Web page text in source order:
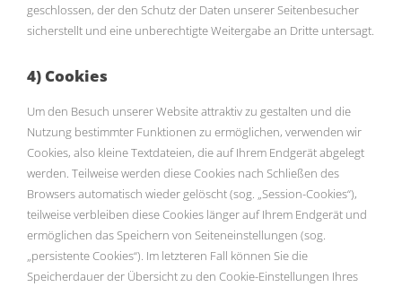
geschlossen, der den Schutz der Daten unserer Seitenbesucher
sicherstellt und eine unberechtigte Weitergabe an Dritte untersagt.
4) Cookies
Um den Besuch unserer Website attraktiv zu gestalten und die
Nutzung bestimmter Funktionen zu ermöglichen, verwenden wir
Cookies, also kleine Textdateien, die auf Ihrem Endgerät abgelegt
werden. Teilweise werden diese Cookies nach Schließen des
Browsers automatisch wieder gelöscht (sog. „Session-Cookies“),
teilweise verbleiben diese Cookies länger auf Ihrem Endgerät und
ermöglichen das Speichern von Seiteneinstellungen (sog.
„persistente Cookies“). Im letzteren Fall können Sie die
Speicherdauer der Übersicht zu den Cookie-Einstellungen Ihres